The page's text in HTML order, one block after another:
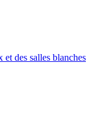
et des salles blanches